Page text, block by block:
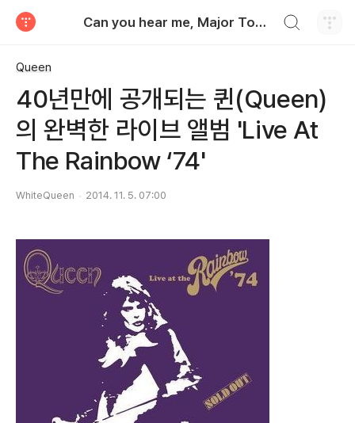
Can you hear me, Major Tom?
Queen
40년만에 공개되는 퀸(Queen)
의 완벽한 라이브 앨범 'Live At
The Rainbow ‘74'
WhiteQueen 2014. 11. 5. 07:00